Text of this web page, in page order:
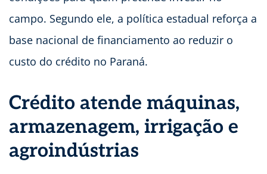
campo. Segundo ele, a política estadual reforça a
base nacional de financiamento ao reduzir o
custo do crédito no Paraná.
Crédito atende máquinas,
armazenagem, irrigação e
agroindústrias